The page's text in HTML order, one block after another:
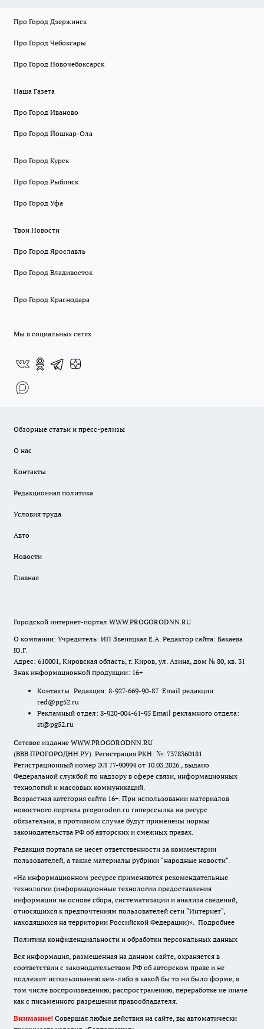
Про Город Дзержинск
Про Город Чебоксары
Про Город Новочебоксарск
Наша Газета
Про Город Иваново
Про Город Йошкар-Ола
Про Город Курск
Про Город Рыбинск
Про Город Уфа
Твои Новости
Про Город Ярославль
Про Город Владивосток
Про Город Краснодара
Мы в социальных сетях
Обзорные статьи и пресс-релизы
О нас
Контакты
Редакционная политика
Условия труда
Авто
Новости
Главная
Городской интернет-портал WWW.PROGORODNN.RU
О компании: Учредитель: ИП Звеняцкая Е.А. Редактор сайта: Бакаева
Ю.Г.
Адрес: 610001, Кировская область, г. Киров, ул. Азина, дом № 80, кв. 31
Знак информационной продукции: 16+
Контакты: Редакция: 8-927-669-90-87 Email редакции:
red@pg52.ru
Рекламный отдел: 8-920-004-61-95 Email рекламного отдела:
st@pg52.ru
Сетевое издание WWW.PROGORODNN.RU
(ВВВ.ПРОГОРОДНН.РУ). Регистрация РКН: №: 7378360181.
Регистрационный номер ЭЛ 77-90994 от 10.03.2026., выдано
Федеральной службой по надзору в сфере связи, информационных
технологий и массовых коммуникаций.
Возрастная категория сайта 16+. При использовании материалов
новостного портала progorodnn.ru гиперссылка на ресурс
обязательна, в противном случае будут применены нормы
законодательства РФ об авторских и смежных правах.
Редакция портала не несет ответственности за комментарии
пользователей, а также материалы рубрики "народные новости".
«На информационном ресурсе применяются рекомендательные
технологии (информационные технологии предоставления
информации на основе сбора, систематизации и анализа сведений,
относящихся к предпочтениям пользователей сети "Интернет",
находящихся на территории Российской Федерации)». Подробнее
Политика конфиденциальности и обработки персональных данных
Вся информация, размещенная на данном сайте, охраняется в
соответствии с законодательством РФ об авторском праве и не
подлежит использованию кем-либо в какой бы то ни было форме, в
том числе воспроизведению, распространению, переработке не иначе
как с письменного разрешения правообладателя.
Внимание! Совершая любые действия на сайте, вы автоматически